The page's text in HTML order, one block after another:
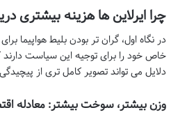
چرا ایرلاین ها هزینه بیشتری
در نگاه اول، گران تر بودن بلیط هواپیما
خاص خود را برای توجیه این سیاست
دلایل می تواند تصویر کامل تری از
وزن بیشتر، سوخت بیشتر: معادله